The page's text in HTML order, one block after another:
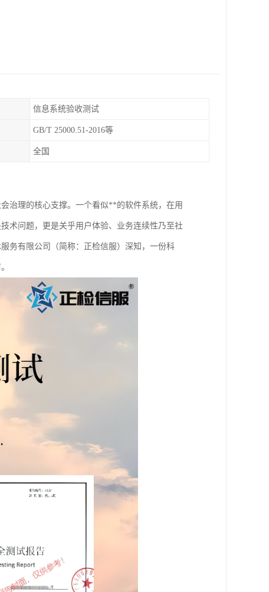
信息系统验收测试
GB/T 25000.51-2016等
全国
治理的核心支撑。一个看似**的软件系统，在用
术问题，更是关乎用户体验、业务连续性乃至社
务有限公司（简称：正检信服）深知，一份科